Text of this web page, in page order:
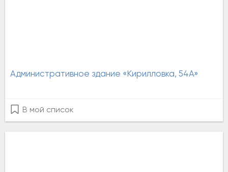
Административное здание «Кирилловка, 54А»
В мой список